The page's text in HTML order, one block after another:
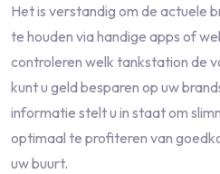
Het is verstandig om de actuele
te houden via handige apps of
controleren welk tankstation de
kunt u geld besparen op uw
informatie stelt u in staat om
optimaal te profiteren van
uw buurt.